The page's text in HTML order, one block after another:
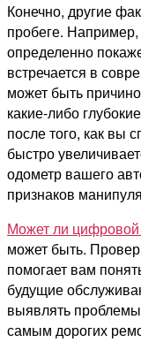
Конечно, другие
пробеге.
определенно
встречается в
может быть
какие-либо
после того, как вы
быстро
одометр вашего
признаков
Может ли
может быть.
помогает вам
будущие
выявлять
самым дорогих